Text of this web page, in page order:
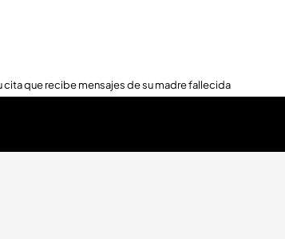
cita que recibe mensajes de su madre fallecida